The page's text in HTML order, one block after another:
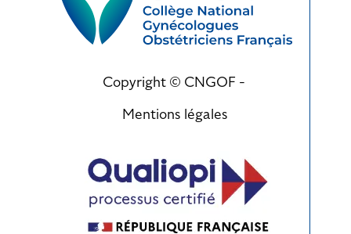
Copyright © CNGOF -
Mentions légales